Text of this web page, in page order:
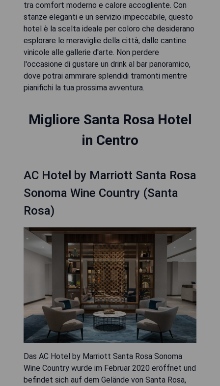
tra comfort moderno e calore accogliente. Con
stanze eleganti e un servizio impeccabile, questo
hotel è la scelta ideale per coloro che desiderano
esplorare le meraviglie della città, dalle cantine
vinicole alle gallerie d'arte. Non perdere
l'occasione di gustare un drink al bar panoramico,
dove potrai ammirare splendidi tramonti mentre
pianifichi la tua prossima avventura.
Migliore Santa Rosa Hotel
in Centro
AC Hotel by Marriott Santa Rosa
Sonoma Wine Country (Santa
Rosa)
Das AC Hotel by Marriott Santa Rosa Sonoma
Wine Country wurde im Februar 2020 eröffnet und
befindet sich auf dem Gelände von Santa Rosa,